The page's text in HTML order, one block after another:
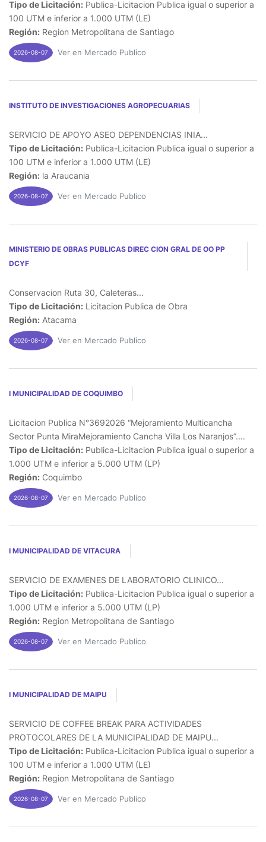
Tipo de Licitación: Publica-Licitacion Publica igual o superior a
100 UTM e inferior a 1.000 UTM (LE)
Región: Region Metropolitana de Santiago
2026-08-07 Ver en Mercado Publico
INSTITUTO DE INVESTIGACIONES AGROPECUARIAS
SERVICIO DE APOYO ASEO DEPENDENCIAS INIA...
Tipo de Licitación: Publica-Licitacion Publica igual o superior a
100 UTM e inferior a 1.000 UTM (LE)
Región: la Araucania
2026-08-07 Ver en Mercado Publico
MINISTERIO DE OBRAS PUBLICAS DIREC CION GRAL DE OO PP
DCYF
Conservacion Ruta 30, Caleteras...
Tipo de Licitación: Licitacion Publica de Obra
Región: Atacama
2026-08-07 Ver en Mercado Publico
I MUNICIPALIDAD DE COQUIMBO
Licitacion Publica N°3692026 “Mejoramiento Multicancha
Sector Punta MiraMejoramiento Cancha Villa Los Naranjos”....
Tipo de Licitación: Publica-Licitacion Publica igual o superior a
1.000 UTM e inferior a 5.000 UTM (LP)
Región: Coquimbo
2026-08-07 Ver en Mercado Publico
I MUNICIPALIDAD DE VITACURA
SERVICIO DE EXAMENES DE LABORATORIO CLINICO...
Tipo de Licitación: Publica-Licitacion Publica igual o superior a
1.000 UTM e inferior a 5.000 UTM (LP)
Región: Region Metropolitana de Santiago
2026-08-07 Ver en Mercado Publico
I MUNICIPALIDAD DE MAIPU
SERVICIO DE COFFEE BREAK PARA ACTIVIDADES
PROTOCOLARES DE LA MUNICIPALIDAD DE MAIPU...
Tipo de Licitación: Publica-Licitacion Publica igual o superior a
100 UTM e inferior a 1.000 UTM (LE)
Región: Region Metropolitana de Santiago
2026-08-07 Ver en Mercado Publico